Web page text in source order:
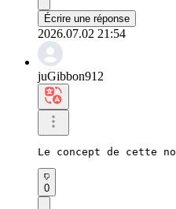
Écrire une réponse
2026.07.02 21:54
juGibbon912
Le concept de cette
0